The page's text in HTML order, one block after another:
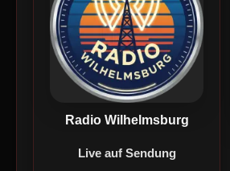
Radio Wilhelmsburg
Live auf Sendung